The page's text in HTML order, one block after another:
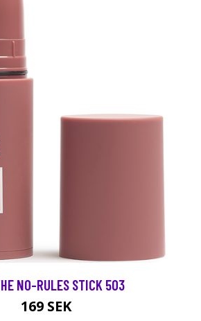
NO-RULES STICK 503
169 SEK